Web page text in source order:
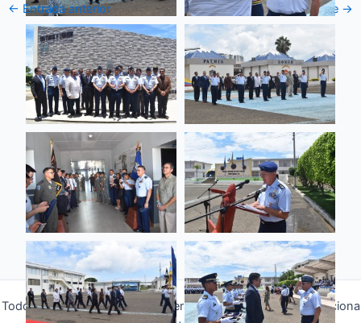
← Entrada anterior Entrada siguiente →
Todos los derechos © 2026 Fuerza Aérea Ecuatoriana | Funciona